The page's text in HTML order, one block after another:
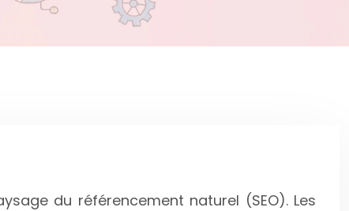
du référencement naturel (SEO). Les